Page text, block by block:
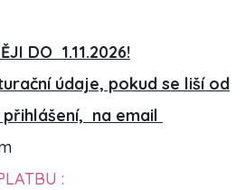
DO 1.11.2026!
údaje, pokud se liší od
na email
: